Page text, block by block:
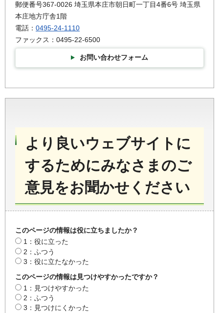
郵便番号367-0026 埼玉県本庄市朝日町一丁目4番6号 埼玉県
本庄地方庁舎1階
電話： 0495-24-1110
ファックス：0495-22-6500
お問い合わせフォーム
より良いウェブサイトに
するためにみなさまのご
意見をお聞かせください
このページの情報は役に立ちましたか？
1：役に立った
2：ふつう
3：役に立たなかった
このページの情報は見つけやすかったですか？
1：見つけやすかった
2：ふつう
3：見つけにくかった